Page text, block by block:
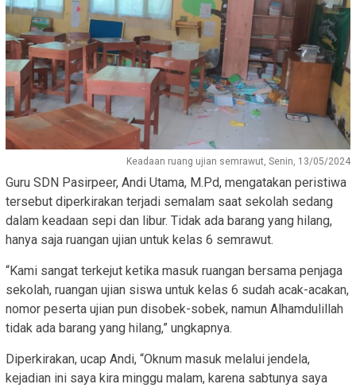
Keadaan ruang ujian semrawut, Senin, 13/05/2024
Guru SDN Pasirpeer, Andi Utama, M.Pd, mengatakan peristiwa
tersebut diperkirakan terjadi semalam saat sekolah sedang
dalam keadaan sepi dan libur. Tidak ada barang yang hilang,
hanya saja ruangan ujian untuk kelas 6 semrawut.
“Kami sangat terkejut ketika masuk ruangan bersama penjaga
sekolah, ruangan ujian siswa untuk kelas 6 sudah acak-acakan,
nomor peserta ujian pun disobek-sobek, namun Alhamdulillah
tidak ada barang yang hilang,” ungkapnya.
Diperkirakan, ucap Andi, “Oknum masuk melalui jendela,
kejadian ini saya kira minggu malam, karena sabtunya saya